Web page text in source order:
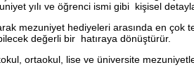
yılı ve öğrenci ismi gibi kişisel
mezuniyet hediyeleri arasında en çok
değerli bir hatıraya dönüştürür.
ortaokul, lise ve üniversite